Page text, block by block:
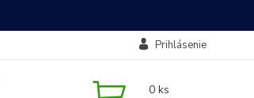
Prihlásenie
0ks